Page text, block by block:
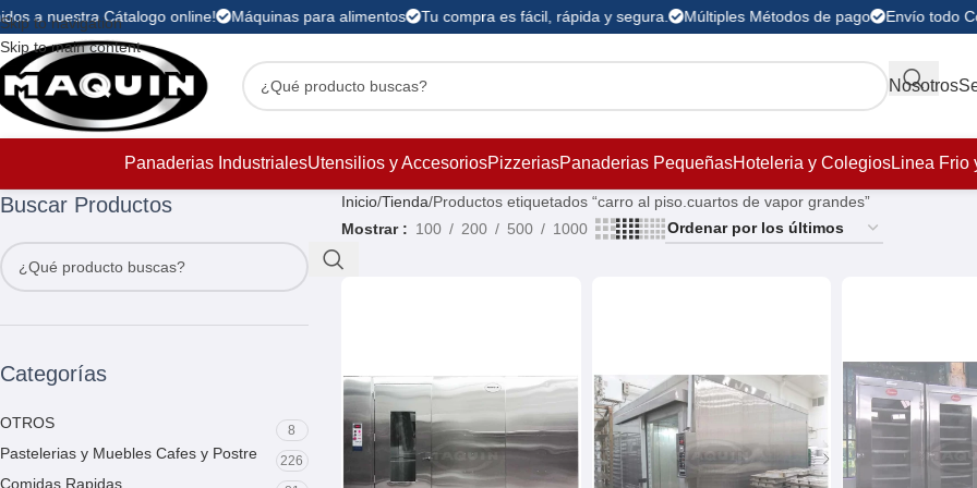
Skip to navigation
Skip to main content
a nuestra Cátalogo online! Máquinas para alimentos Tu compra es fácil, rápida y segura. Múltiples Métodos de pago Envío todo
Nosotros
Panaderias IndustrialesUtensilios y AccesoriosPizzeriasPanaderias PequeñasHoteleria y ColegiosLinea Frio
Buscar Productos
Categorías
OTROS 8
Pastelerias y Muebles Cafes y Postre 226
Comidas Rapidas
Inicio Tienda Productos etiquetados “carro al piso.cuartos de vapor grandes”
Mostrar
100 200 500 1000